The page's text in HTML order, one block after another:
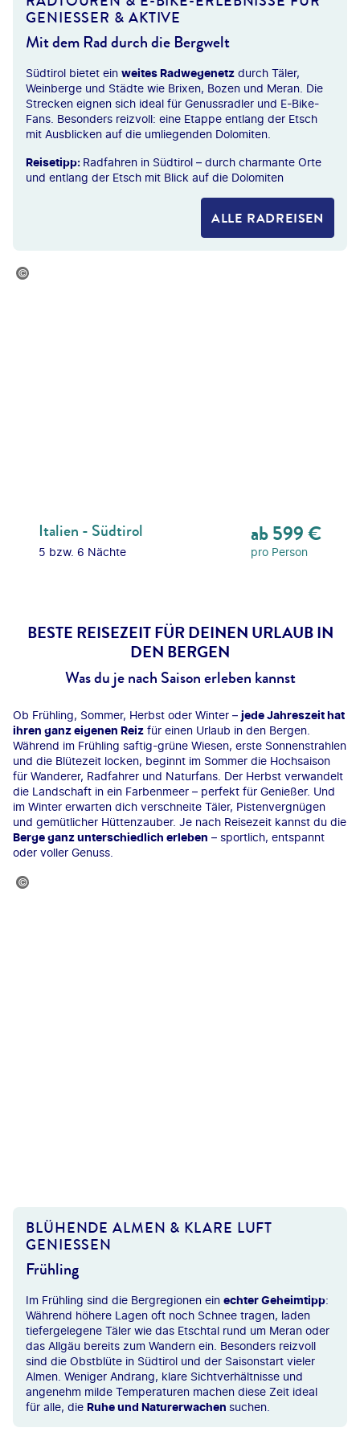
GENIESSER & AKTIVE
Mit dem Rad durch die Bergwelt
Südtirol bietet ein weites Radwegenetz durch Täler,
Weinberge und Städte wie Brixen, Bozen und Meran. Die
Strecken eignen sich ideal für Genussradler und E-Bike-
Fans. Besonders reizvoll: eine Etappe entlang der Etsch
mit Ausblicken auf die umliegenden Dolomiten.
Reisetipp: Radfahren in Südtirol – durch charmante Orte
und entlang der Etsch mit Blick auf die Dolomiten
ALLE RADREISEN
Eurobike
Italien - Südtirol
5 bzw. 6 Nächte
ab599€
pro Person
BESTE REISEZEIT FÜR DEINEN URLAUB IN
DEN BERGEN
Was du je nach Saison erleben kannst
Ob Frühling, Sommer, Herbst oder Winter – jede Jahreszeit hat
ihren ganz eigenen Reiz für einen Urlaub in den Bergen.
Während im Frühling saftig-grüne Wiesen, erste Sonnenstrahlen
und die Blütezeit locken, beginnt im Sommer die Hochsaison
für Wanderer, Radfahrer und Naturfans. Der Herbst verwandelt
die Landschaft in ein Farbenmeer – perfekt für Genießer. Und
im Winter erwarten dich verschneite Täler, Pistenvergnügen
und gemütlicher Hüttenzauber. Je nach Reisezeit kannst du die
Berge ganz unterschiedlich erleben – sportlich, entspannt
oder voller Genuss.
Schweitzer
BLÜHENDE ALMEN & KLARE LUFT
GENIESSEN
Frühling
Im Frühling sind die Bergregionen ein echter Geheimtipp:
Während höhere Lagen oft noch Schnee tragen, laden
tiefergelegene Täler wie das Etschtal rund um Meran oder
das Allgäu bereits zum Wandern ein. Besonders reizvoll
sind die Obstblüte in Südtirol und der Saisonstart vieler
Almen. Weniger Andrang, klare Sichtverhältnisse und
angenehm milde Temperaturen machen diese Zeit ideal
für alle, die Ruhe und Naturerwachen suchen.